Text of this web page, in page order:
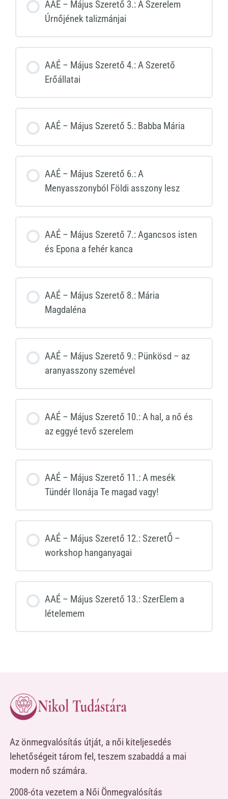
AAÉ – Május Szerető 3.: A Szerelem
Úrnőjének talizmánjai
AAÉ – Május Szerető 4.: A Szerető
Erőállatai
AAÉ – Május Szerető 5.: Babba Mária
AAÉ – Május Szerető 6.: A
Menyasszonyból Földi asszony lesz
AAÉ – Május Szerető 7.: Agancsos isten
és Epona a fehér kanca
AAÉ – Május Szerető 8.: Mária
Magdaléna
AAÉ – Május Szerető 9.: Pünkösd – az
aranyasszony szemével
AAÉ – Május Szerető 10.: A hal, a nő és
az eggyé tevő szerelem
AAÉ – Május Szerető 11.: A mesék
Tündér Ilonája Te magad vagy!
AAÉ – Május Szerető 12.: SzeretŐ –
workshop hanganyagai
AAÉ – Május Szerető 13.: SzerElem a
lételemem
Az önmegvalósítás útját, a női kiteljesedés
lehetőségeit tárom fel, teszem szabaddá a mai
modern nő számára.
2008-óta vezetem a Női Önmegvalósítás